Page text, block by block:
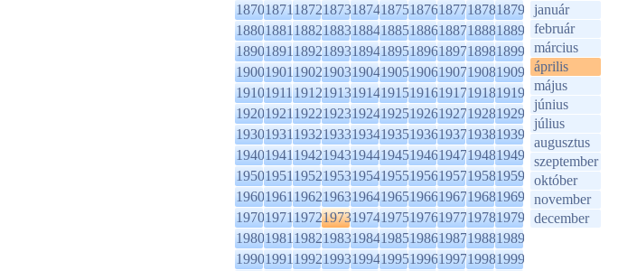
1870187118721873187418751876187718781879
1880188118821883188418851886188718881889
1890189118921893189418951896189718981899
1900190119021903190419051906190719081909
1910191119121913191419151916191719181919
1920192119221923192419251926192719281929
1930193119321933193419351936193719381939
1940194119421943194419451946194719481949
1950195119521953195419551956195719581959
1960196119621963196419651966196719681969
1970197119721973197419751976197719781979
1980198119821983198419851986198719881989
1990199119921993199419951996199719981999
január
február
március
április
május
június
július
augusztus
szeptember
október
november
december